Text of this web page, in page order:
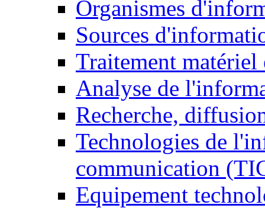
Organismes
Sources
Traitement matériel
Analyse de
Recherche,
Technologies de
communication
Equipement